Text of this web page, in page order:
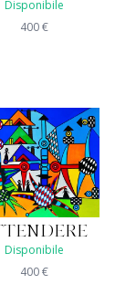
Disponibile
400€
Disponibile
400€